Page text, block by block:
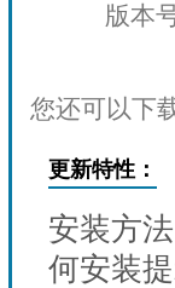
版本
您还可以下
更新特性：
安装方
何安装